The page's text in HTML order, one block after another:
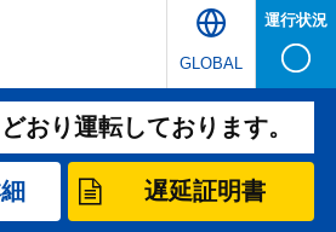
GLOBAL
運行状況
おり運転しております。
遅延証明書